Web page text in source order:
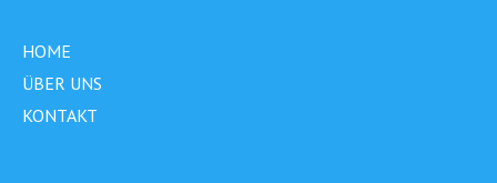
HOME
ÜBER UNS
KONTAKT